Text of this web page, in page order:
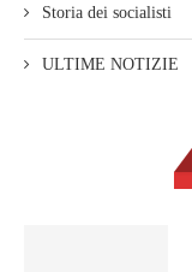
Storia dei socialisti
ULTIME NOTIZIE